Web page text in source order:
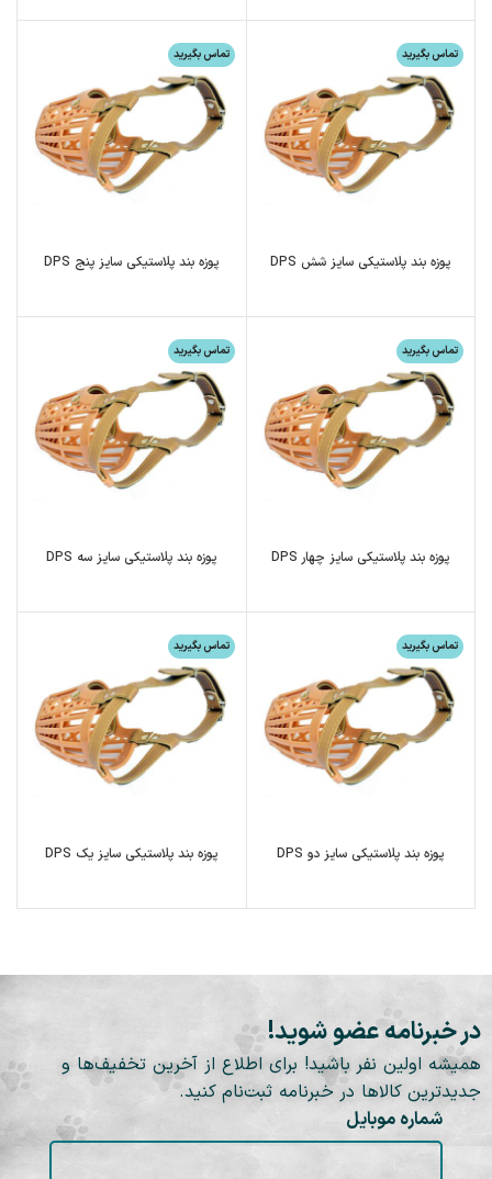
تماس بگیرید
پوزه بند پلاستیکی سایز شش DPS
تماس بگیرید
پوزه بند پلاستیکی سایز پنج DPS
تماس بگیرید
پوزه بند پلاستیکی سایز چهار DPS
تماس بگیرید
پوزه بند پلاستیکی سایز سه DPS
تماس بگیرید
پوزه بند پلاستیکی سایز دو DPS
تماس بگیرید
پوزه بند پلاستیکی سایز یک DPS
در خبرنامه عضو شوید!
همیشه اولین نفر باشید! برای اطلاع از آخرین تخفیف‌ها و
جدیدترین کالاها در خبرنامه ثبت‌نام کنید.
شماره موبایل